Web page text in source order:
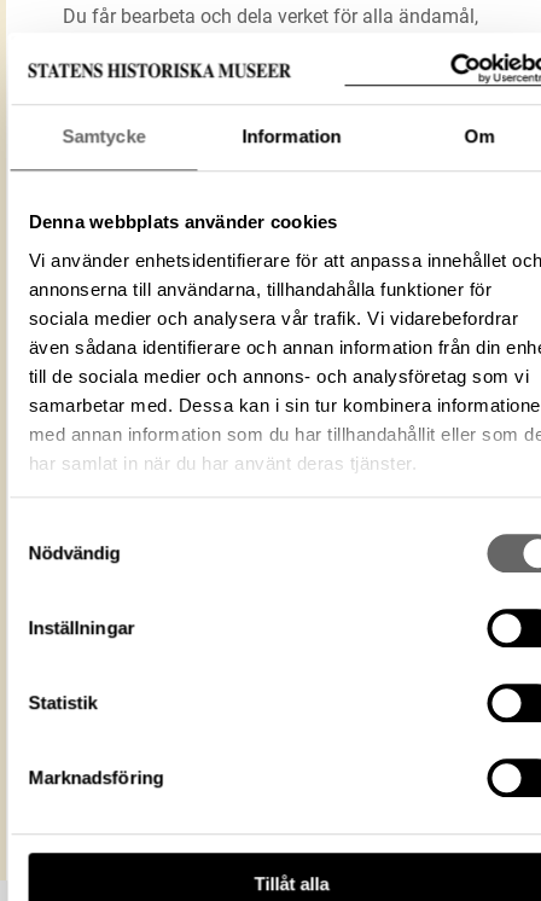
Samtycke Information Om
Denna webbplats använder cookies
Vi använder enhetsidentifierare för att anpassa innehållet och
annonserna till användarna, tillhandahålla funktioner för
sociala medier och analysera vår trafik. Vi vidarebefordrar
även sådana identifierare och annan information från din
till de sociala medier och annons- och analysföretag som vi
samarbetar med. Dessa kan i sin tur kombinera
med annan information som du har tillhandahållit eller som
har samlat in när du har använt deras tjänster.
Nödvändig
Inställningar
Statistik
Marknadsföring
Tillåt alla
Förmålsbenämning
Brakteat C-typ
Brakteat
Föremålsnummer 108900_HST
ID‑nummer
89661938-8262-41E9-8DCB-
Fotograf
Bruxe, Ulf
Fotodatum 1993-07-30
Du får bearbeta och dela verket
https://samlingar.shm.se/media/
Mer information om licenser hos Statens historiska museer.
Du får bearbeta och dela verket för alla ändamål,
upphovsperson och licensgivare.